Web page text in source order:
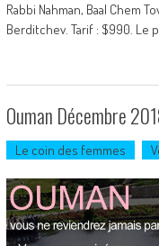
Rabbi Nahman, Baal Chem
Berditchev. Tarif : $990. Le
Ouman Décembre
Le coin des femmes